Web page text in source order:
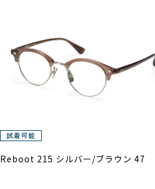
Reboot 215 シルバー/ブラウン 47